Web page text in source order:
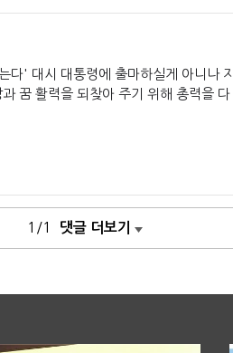
다' 대시 대통령에 출마하실게 아니나
꿈 활력을 되찾아 주기 위해 총력을
1/1 댓글 더보기